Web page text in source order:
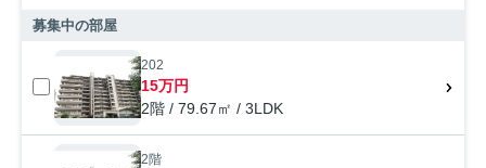
募集中の部屋
202
15万円
2階 / 79.67㎡ / 3LDK
2階